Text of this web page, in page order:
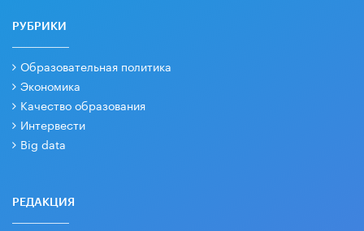
РУБРИКИ
Образовательная политика
Экономика
Качество образования
Интервести
Big data
РЕДАКЦИЯ